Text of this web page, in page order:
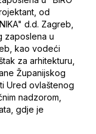
od
d.d. Zagreb,
zaposlena u
kao vodeći
za arhitekturu,
Županijskog
Ured ovlaštenog
nadzorom,
gdje je